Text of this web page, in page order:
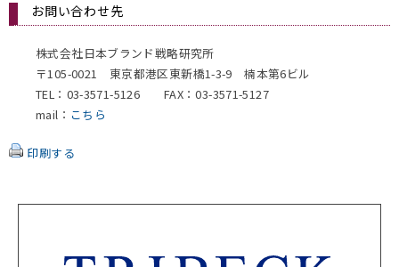
お問い合わせ先
株式会社日本ブランド戦略研究所
〒105-0021 東京都港区東新橋1-3-9 楠本第6ビル
TEL：03-3571-5126 FAX：03-3571-5127
mail： こちら
印刷する